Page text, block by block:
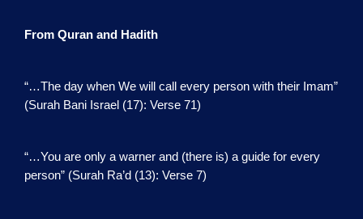
From Quran and Hadith
“…The day when We will call every person with their Imam”
(Surah Bani Israel (17): Verse 71)
“…You are only a warner and (there is) a guide for every
person” (Surah Ra’d (13): Verse 7)